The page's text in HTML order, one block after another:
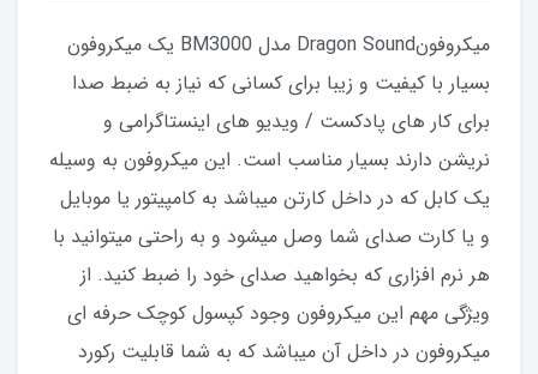
میکروفونDragon Sound مدل BM3000 یک میکروفون
بسیار با کیفیت و زیبا برای کسانی که نیاز به ضبط صدا
برای کار های پادکست / ویدیو های اینستاگرامی و
نریشن دارند بسیار مناسب است. این میکروفون به وسیله
یک کابل که در داخل کارتن میباشد به کامپیتور یا موبایل
و یا کارت صدای شما وصل میشود و به راحتی میتوانید با
هر نرم افزاری که بخواهید صدای خود را ضبط کنید. از
ویژگی مهم این میکروفون وجود کپسول کوچک حرفه ای
میکروفون در داخل آن میباشد که به شما قابلیت رکورد